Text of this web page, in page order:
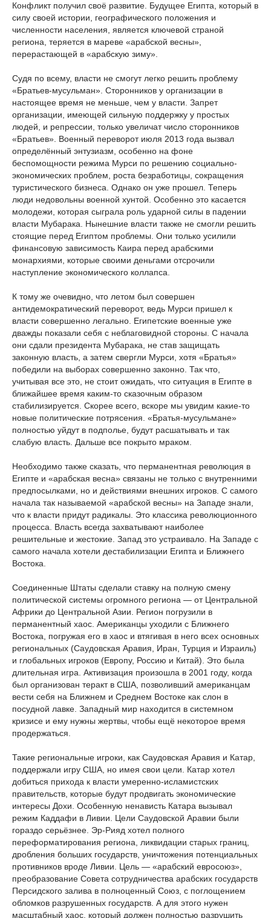
Конфликт получил своё развитие. Будущее Египта, который в
силу своей истории, географического положения и
численности населения, является ключевой страной
региона, теряется в мареве «арабской весны»,
перерастающей в «арабскую зиму».
Судя по всему, власти не смогут легко решить проблему
«Братьев-мусульман». Сторонников у организации в
настоящее время не меньше, чем у власти. Запрет
организации, имеющей сильную поддержку у простых
людей, и репрессии, только увеличат число сторонников
«Братьев». Военный переворот июля 2013 года вызвал
определённый энтузиазм, особенно на фоне
беспомощности режима Мурси по решению социально-
экономических проблем, роста безработицы, сокращения
туристического бизнеса. Однако он уже прошел. Теперь
люди недовольны военной хунтой. Особенно это касается
молодежи, которая сыграла роль ударной силы в падении
власти Мубарака. Нынешние власти также не смогли решить
стоящие перед Египтом проблемы. Они только усилили
финансовую зависимость Каира перед арабскими
монархиями, которые своими деньгами отсрочили
наступление экономического коллапса.
К тому же очевидно, что летом был совершен
антидемократический переворот, ведь Мурси пришел к
власти совершенно легально. Египетские военные уже
дважды показали себя с неблаговидной стороны. С начала
они сдали президента Мубарака, не став защищать
законную власть, а затем свергли Мурси, хотя «Братья»
победили на выборах совершенно законно. Так что,
учитывая все это, не стоит ожидать, что ситуация в Египте в
ближайшее время каким-то сказочным образом
стабилизируется. Скорее всего, вскоре мы увидим какие-то
новые политические потрясения. «Братья-мусульмане»
полностью уйдут в подполье, будут расшатывать и так
слабую власть. Дальше все покрыто мраком.
Необходимо также сказать, что перманентная революция в
Египте и «арабская весна» связаны не только с внутренними
предпосылками, но и действиями внешних игроков. С самого
начала так называемой «арабской весны» на Западе знали,
что к власти придут радикалы. Это классика революционного
процесса. Власть всегда захватывают наиболее
решительные и жестокие. Запад это устраивало. На Западе с
самого начала хотели дестабилизации Египта и Ближнего
Востока.
Соединенные Штаты сделали ставку на полную смену
политической системы огромного региона — от Центральной
Африки до Центральной Азии. Регион погрузили в
перманентный хаос. Американцы уходили с Ближнего
Востока, погружая его в хаос и втягивая в него всех основных
региональных (Саудовская Аравия, Иран, Турция и Израиль)
и глобальных игроков (Европу, Россию и Китай). Это была
длительная игра. Активизация произошла в 2001 году, когда
был организован теракт в США, позволивший американцам
вести себя на Ближнем и Среднем Востоке как слон в
посудной лавке. Западный мир находится в системном
кризисе и ему нужны жертвы, чтобы ещё некоторое время
продержаться.
Такие региональные игроки, как Саудовская Аравия и Катар,
поддержали игру США, но имея свои цели. Катар хотел
добиться прихода к власти умеренно-исламистских
правительств, которые будут продвигать экономические
интересы Дохи. Особенную ненависть Катара вызывал
режим Каддафи в Ливии. Цели Саудовской Аравии были
гораздо серьёзнее. Эр-Рияд хотел полного
переформатирования региона, ликвидации старых границ,
дробления больших государств, уничтожения потенциальных
противников вроде Ливии. Цель — «арабский евросоюз»,
преобразование Совета сотрудничества арабских государств
Персидского залива в полноценный Союз, с поглощением
обломков разрушенных государств. А для этого нужен
масштабный хаос, который должен полностью разрушить